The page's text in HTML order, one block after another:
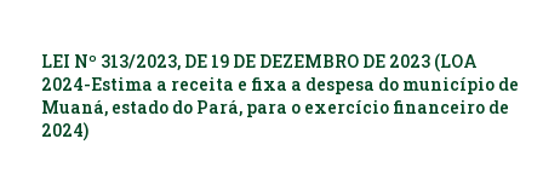
LEI Nº 313/2023, DE 19 DE DEZEMBRO DE 2023 (LOA
2024-Estima a receita e fixa a despesa do município de
Muaná, estado do Pará, para o exercício financeiro de
2024)